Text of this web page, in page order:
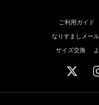
ご利用ガイド
なりすましメー
サイズ交換